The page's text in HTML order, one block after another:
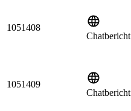
1051408
Chatbericht
1051409
Chatbericht